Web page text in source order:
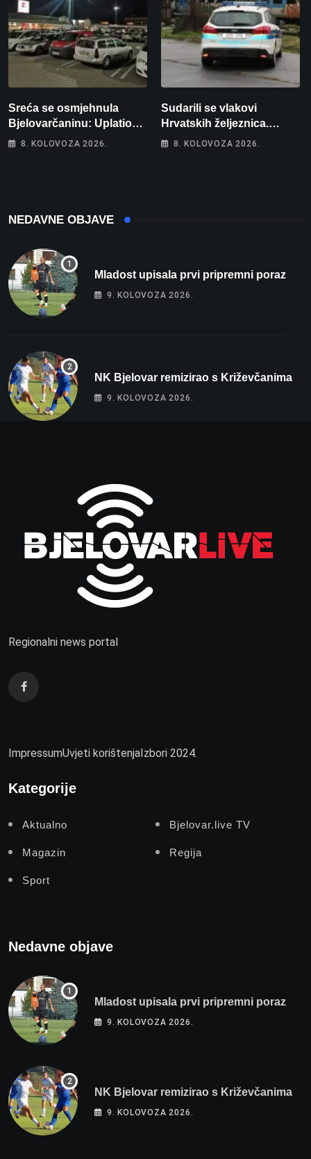
Sreća se osmjehnula
Bjelovarčaninu: Uplatio
samo 4 eura, a osvojio
8. KOLOVOZA 2026.
Sudarili se vlakovi
Hrvatskih željeznica.
Šestero osoba teško
8. KOLOVOZA 2026.
NEDAVNE OBJAVE
Mladost upisala prvi pripremni poraz
9. KOLOVOZA 2026.
NK Bjelovar remizirao s Križevčanima
9. KOLOVOZA 2026.
Regionalni news portal
ImpressumUvjeti korištenjaIzbori 2024.
Kategorije
Aktualno Bjelovar.live TV
Magazin Regija
Sport
Nedavne objave
Mladost upisala prvi pripremni poraz
9. KOLOVOZA 2026.
NK Bjelovar remizirao s Križevčanima
9. KOLOVOZA 2026.